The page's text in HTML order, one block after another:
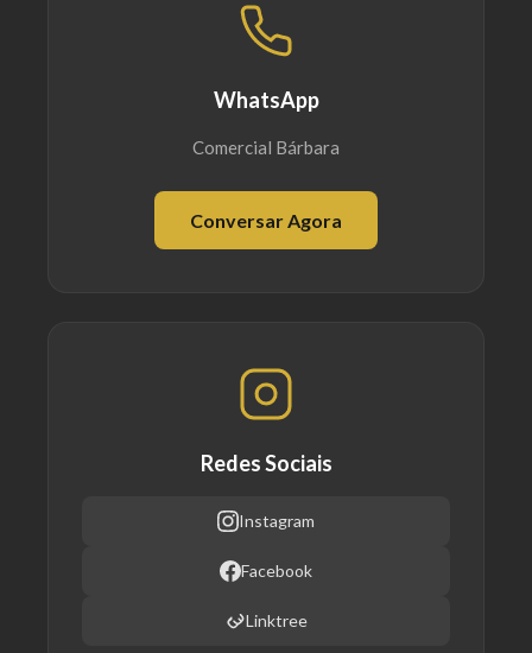
WhatsApp
Comercial Bárbara
Conversar Agora
Redes Sociais
Instagram
Facebook
Linktree